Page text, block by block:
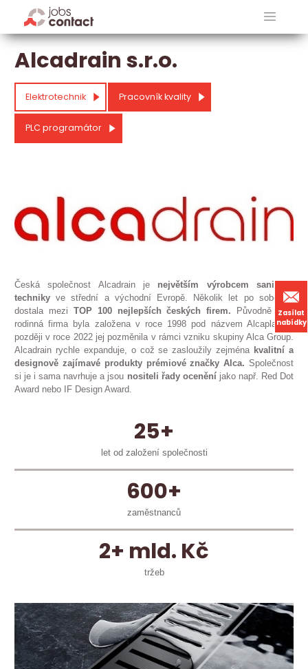
Zasílat
nabídky
Alcadrain s.r.o.
Elektrotechnik Pracovník kvality
PLC programátor
Česká společnost Alcadrain je největším výrobcem sanitární
technikyve střední a východní Evropě. Několik let po sobě se
dostala mezi TOP 100 nejlepších českých firem. Původně jako
rodinná firma byla založena v roce 1998 pod názvem Alcaplast a
později v roce 2022 jej pozměnila v rámci vzniku skupiny Alca Group.
Alcadrain rychle expanduje, o což se zasloužily zejména kvalitní a
designově zajímavé produkty prémiové značky Alca.Společnost
si je i sama navrhuje a jsou nositeli řady ocenění jako např. Red Dot
Award nebo IF Design Award.
25+
let od založení společnosti
600+
zaměstnanců
2+ mld. Kč
tržeb